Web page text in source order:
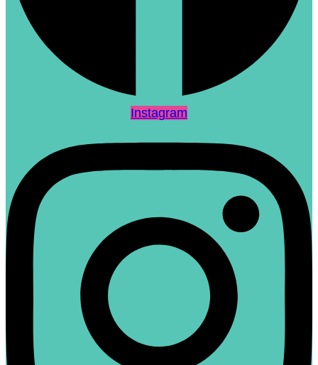
Instagram